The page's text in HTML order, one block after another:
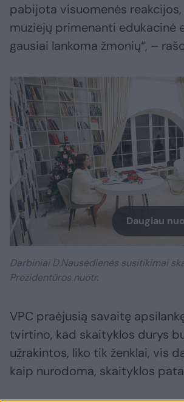
pabijota visuomenės
muziejų primenanti edukacinė
gausiai lankoma žmonių“, –
Daugiau
Darbiniai D.Nausėdienės susitikimai
Prezidentūros nuotr.
VPC praėjusią savaitę
tvirtino, kad skaityklos durys
užrakintos, liko tik ženklai, vis
kaip nurodoma, skaityklos